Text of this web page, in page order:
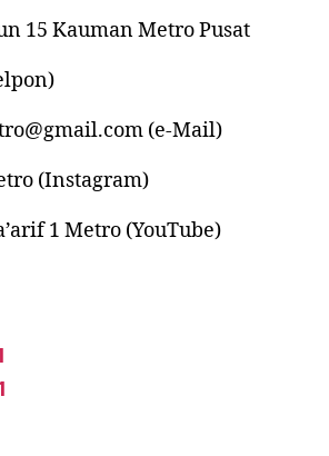
15 Kauman Metro Pusat
(e-Mail)
(Instagram)
1 Metro (YouTube)